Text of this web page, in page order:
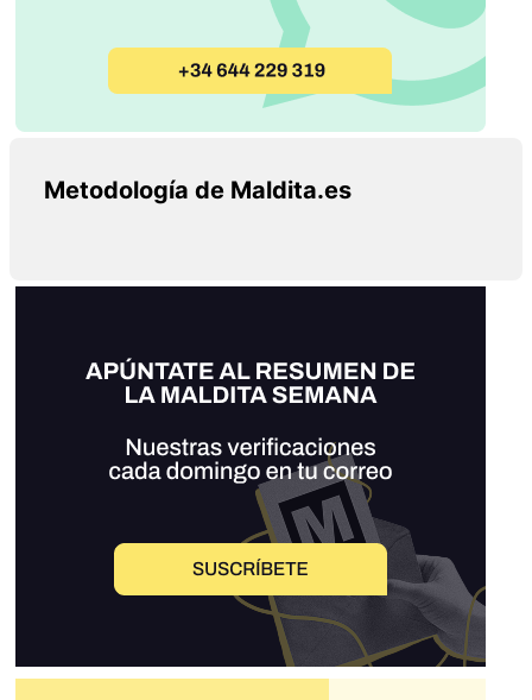
Metodología de Maldita.es